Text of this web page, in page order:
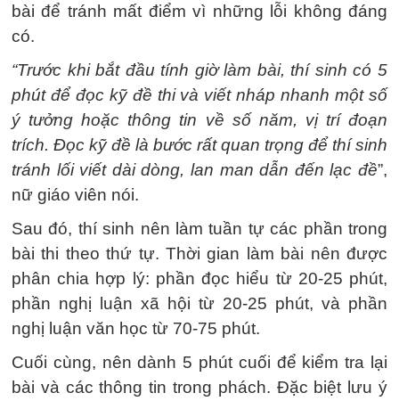
bài để tránh mất điểm vì những lỗi không đáng
có.
“Trước khi bắt đầu tính giờ làm bài, thí sinh có 5
phút để đọc kỹ đề thi và viết nháp nhanh một số
ý tưởng hoặc thông tin về số năm, vị trí đoạn
trích. Đọc kỹ đề là bước rất quan trọng để thí sinh
tránh lối viết dài dòng, lan man dẫn đến lạc đề”,
nữ giáo viên nói.
Sau đó, thí sinh nên làm tuần tự các phần trong
bài thi theo thứ tự. Thời gian làm bài nên được
phân chia hợp lý: phần đọc hiểu từ 20-25 phút,
phần nghị luận xã hội từ 20-25 phút, và phần
nghị luận văn học từ 70-75 phút.
Cuối cùng, nên dành 5 phút cuối để kiểm tra lại
bài và các thông tin trong phách. Đặc biệt lưu ý